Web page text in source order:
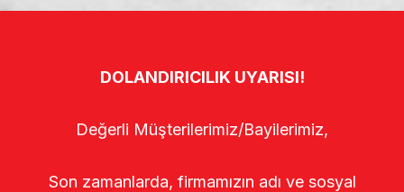
DOLANDIRICILIK UYARISI!
Değerli Müşterilerimiz/Bayilerimiz,
Son zamanlarda, firmamızın adı ve sosyal